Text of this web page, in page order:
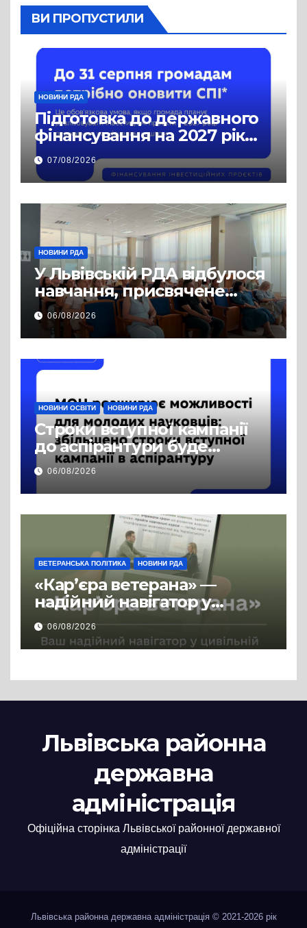
ВИ ПРОПУСТИЛИ
НОВИНИ РДА
Підготовка до державного
фінансування на 2027 рік
уже триває
07/08/2026
НОВИНИ РДА
У Львівській РДА відбулося
навчання, присвячене
аспектам забезпечення
права на доступ до
публічної інформації
06/08/2026
НОВИНИ ОСВІТИ НОВИНИ РДА
Строки вступної кампанії
до аспірантури буде
продовжено
06/08/2026
ВЕТЕРАНСЬКА ПОЛІТИКА НОВИНИ РДА
«Кар’єра ветерана» —
надійний навігатор у
цивільній професії
06/08/2026
Львівська районна
державна
адміністрація
Офіційна сторінка Львівської районної державної
адміністрації
Львівська районна державна адміністрація © 2021-2026 рік